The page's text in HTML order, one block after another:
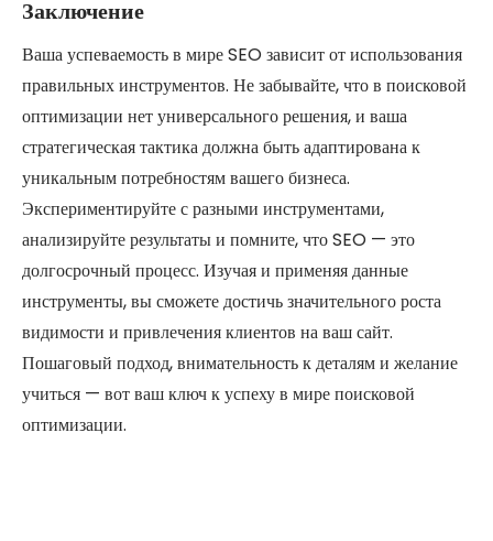
Заключение
Ваша успеваемость в мире SEO зависит от использования
правильных инструментов. Не забывайте, что в поисковой
оптимизации нет универсального решения, и ваша
стратегическая тактика должна быть адаптирована к
уникальным потребностям вашего бизнеса.
Экспериментируйте с разными инструментами,
анализируйте результаты и помните, что SEO — это
долгосрочный процесс. Изучая и применяя данные
инструменты, вы сможете достичь значительного роста
видимости и привлечения клиентов на ваш сайт.
Пошаговый подход, внимательность к деталям и желание
учиться — вот ваш ключ к успеху в мире поисковой
оптимизации.